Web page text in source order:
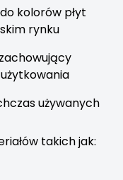
kolorów płyt
rynku
używanych
takich jak: